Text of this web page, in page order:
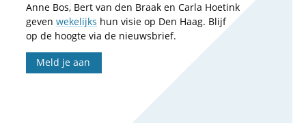
Anne Bos, Bert van den Braak en Carla Hoetink
geven wekelijks hun visie op Den Haag. Blijf
op de hoogte via de nieuwsbrief.
Meld je aan